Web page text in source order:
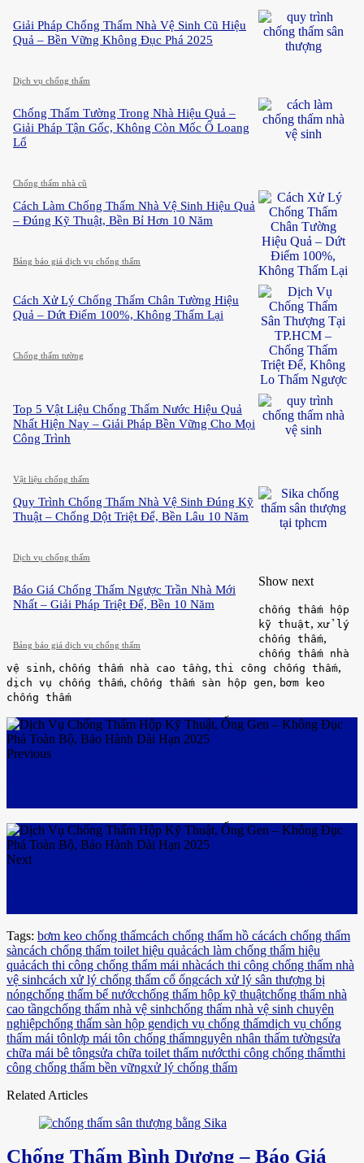
Giải Pháp Chống Thấm Nhà Vệ Sinh Cũ Hiệu
Quả – Bền Vững Không Đục Phá 2025
Dịch vụ chống thấm
Chống Thấm Tường Trong Nhà Hiệu Quả –
Giải Pháp Tận Gốc, Không Còn Mốc Ố Loang
Lổ
Chống thấm nhà cũ
Cách Làm Chống Thấm Nhà Vệ Sinh Hiệu Quả
– Đúng Kỹ Thuật, Bền Bỉ Hơn 10 Năm
Bảng báo giá dịch vụ chống thấm
Cách Xử Lý Chống Thấm Chân Tường Hiệu
Quả – Dứt Điểm 100%, Không Thấm Lại
Chống thấm tường
Top 5 Vật Liệu Chống Thấm Nước Hiệu Quả
Nhất Hiện Nay – Giải Pháp Bền Vững Cho Mọi
Công Trình
Vật liệu chống thấm
Quy Trình Chống Thấm Nhà Vệ Sinh Đúng Kỹ
Thuật – Chống Dột Triệt Để, Bền Lâu 10 Năm
Dịch vụ chống thấm
Báo Giá Chống Thấm Ngược Trần Nhà Mới
Nhất – Giải Pháp Triệt Để, Bền 10 Năm
Bảng báo giá dịch vụ chống thấm
Show next
chống thấm hộp
kỹ thuật, xử lý
chống thấm,
chống thấm nhà
vệ sinh, chống thấm nhà cao tầng, thi công chống thấm,
dịch vụ chống thấm, chống thấm sàn hộp gen, bơm keo
chống thấm
Previous
Next
Tags: bơm keo chống thấmcách chống thấm hồ cácách chống thấm
sàncách chống thấm toilet hiệu quảcách làm chống thấm hiệu
quảcách thi công chống thấm mái nhàcách thi công chống thấm nhà
vệ sinhcách xử lý chống thấm cổ ốngcách xử lý sân thượng bị
nóngchống thấm bể nướcchống thấm hộp kỹ thuậtchống thấm nhà
cao tầngchống thấm nhà vệ sinhchống thấm nhà vệ sinh chuyên
nghiệpchống thấm sàn hộp gendịch vụ chống thấmdịch vụ chống
thấm mái tônlợp mái tôn chống thấmnguyên nhân thấm tườngsửa
chữa mái bê tôngsửa chữa toilet thấm nướcthi công chống thấmthi
công chống thấm bền vữngxử lý chống thấm
Related Articles
Chống Thấm Bình Dương – Báo Giá